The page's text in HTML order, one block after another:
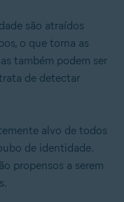
são atraídos
o que torna as
também podem ser
de detectar
alvo de todos
de identidade.
propensos a serem